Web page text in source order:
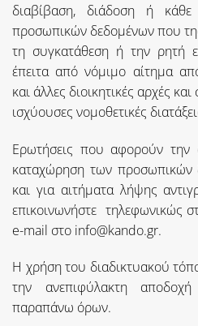
διαβίβαση, διάδοση ή
προσωπικών δεδομένων που
τη συγκατάθεση ή την ρητή
έπειτα από νόμιμο αίτημα
και άλλες διοικητικές αρχές
ισχύουσες νομοθετικές
Ερωτήσεις που αφορούν την
καταχώρηση των προσωπικών
και για αιτήματα λήψης
επικοινωνήστε τηλεφωνικώς
e-mail στο info@kando.gr.
Η χρήση του διαδικτυακού
την ανεπιφύλακτη
παραπάνω όρων.